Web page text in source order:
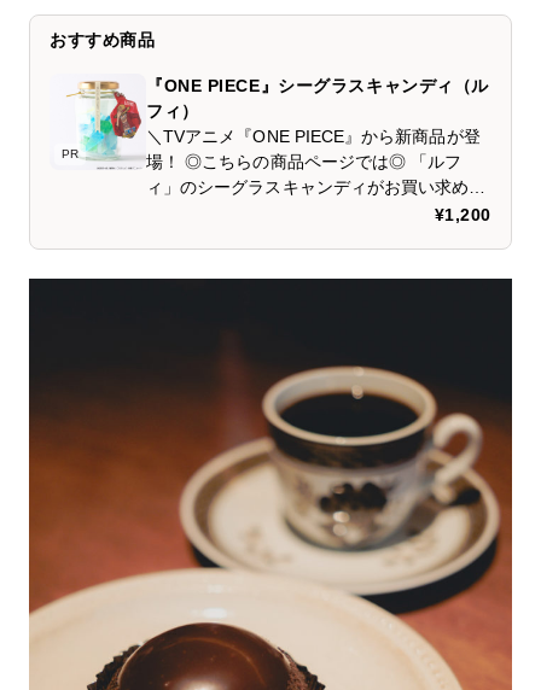
おすすめ商品
PR
『ONE PIECE』シーグラスキャンディ（ル
フィ）
＼TVアニメ『ONE PIECE』から新商品が登
場！ ◎こちらの商品ページでは◎ 「ルフ
ィ」のシーグラスキャンディがお買い求めい
でご利用いただけます。 ・贅沢なおやつ時間
パーティーやイベントのデザートとして ・
ONE PIECEが好きなご友人やご家族へのサ
プライズギフトとして ぜひお手に取ってお楽
しみください！ 『ONE PIECE』コラボ商
品はこちら＞ 尾田栄一郎集英社・フジテレ
ビ・東映アニメーション ※配送エリアによっ
て、お届け日が異なる場合がございます。 ※
商品によって発送元・発送方法が異なるた
め、各商品ごとに送料が発生します。
¥1,200